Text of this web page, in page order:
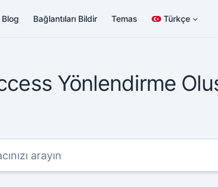
Blog Bağlantıları Bildir Temas Türkçe
Yönlendirme